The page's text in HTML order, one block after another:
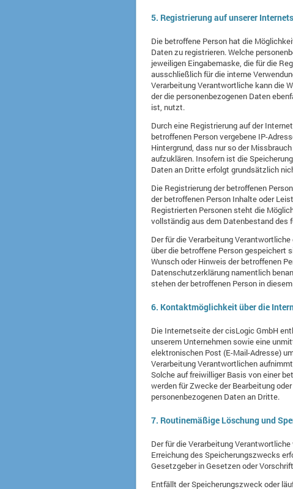
5. Registrierung auf unserer
Die betroffene Person hat die
Daten zu registrieren. Welche
jeweiligen Eingabemaske, die für die
ausschließlich für die interne
Verarbeitung Verantwortliche kann die
der die personenbezogenen Daten
ist, nutzt.
Durch eine Registrierung auf der
betroffenen Person vergebene IP-
Hintergrund, dass nur so der
aufzuklären. Insofern ist die
Daten an Dritte erfolgt grundsätzlich
Die Registrierung der betroffenen
der betroffenen Person Inhalte oder
Registrierten Personen steht die
vollständig aus dem Datenbestand des
Der für die Verarbeitung
über die betroffene Person gespeichert
Wunsch oder Hinweis der betroffenen
Datenschutzerklärung namentlich
stehen der betroffenen Person in
6. Kontaktmöglichkeit über die
Die Internetseite der cisLogic GmbH
unserem Unternehmen sowie eine
elektronischen Post (E-Mail-Adresse)
Verarbeitung Verantwortlichen
Solche auf freiwilliger Basis von einer
werden für Zwecke der Bearbeitung
personenbezogenen Daten an Dritte.
7. Routinemäßige Löschung und
Der für die Verarbeitung
Erreichung des Speicherungszwecks
Gesetzgeber in Gesetzen oder
Entfällt der Speicherungszweck oder